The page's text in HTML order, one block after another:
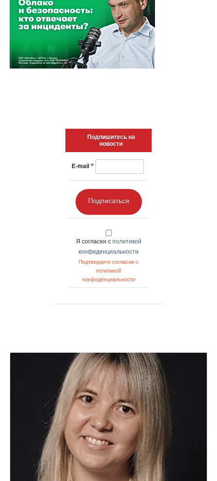
Подпишитесь на
новости
E-mail *
Подписаться
Я согласен с политикой
конфиденциальности
Подтвердите согласие с
политикой
конфиденциальности